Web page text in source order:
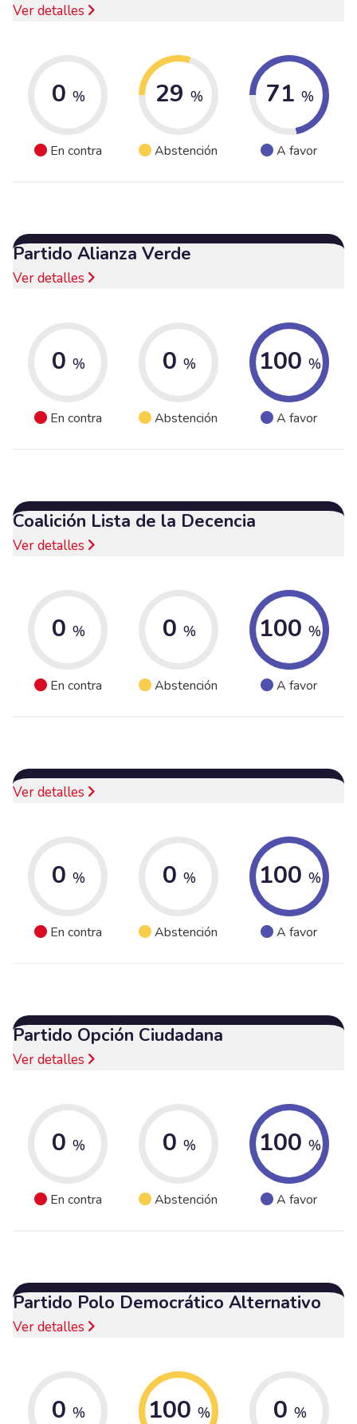
Ver detalles
0 %
En contra
29 %
Abstención
71 %
A favor
Partido Alianza Verde
Ver detalles
0 %
En contra
0 %
Abstención
100 %
A favor
Coalición Lista de la Decencia
Ver detalles
0 %
En contra
0 %
Abstención
100 %
A favor
Ver detalles
0 %
En contra
0 %
Abstención
100 %
A favor
Partido Opción Ciudadana
Ver detalles
0 %
En contra
0 %
Abstención
100 %
A favor
Partido Polo Democrático Alternativo
Ver detalles
0 % 100 % 0 %